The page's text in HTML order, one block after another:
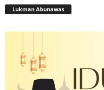
Lukman Abunawas